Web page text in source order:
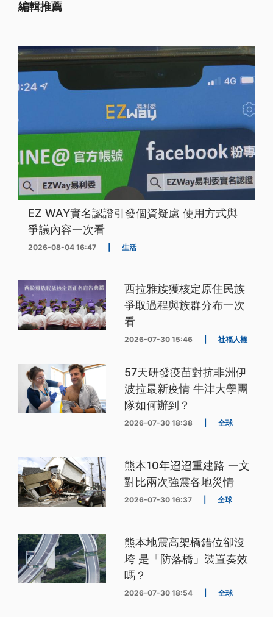
編輯推薦
EZ WAY實名認證引發個資疑慮 使用方式與
爭議內容一次看
2026-08-04 16:47 生活
西拉雅族獲核定原住民族
爭取過程與族群分布一次
看
2026-07-30 15:46 社福人權
57天研發疫苗對抗非洲伊
波拉最新疫情 牛津大學團
隊如何辦到？
2026-07-30 18:38 全球
熊本10年迢迢重建路 一文
對比兩次強震各地災情
2026-07-30 16:37 全球
熊本地震高架橋錯位卻沒
垮 是「防落橋」裝置奏效
嗎？
2026-07-30 18:54 全球